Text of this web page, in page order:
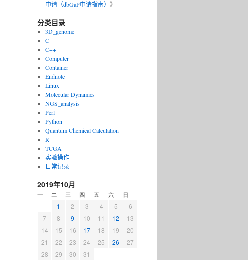
申请（dbGaP申请指南） 》
分类目录
3D_genome
C
C++
Computer
Container
Endnote
Linux
Molecular Dynamics
NGS_analysis
Perl
Python
Quantum Chemical Calculation
R
TCGA
实验操作
日常记录
2019年10月
一 二 三 四 五 六 日
1 2 3 4 5
6
7
8 9 10 11 12
13
14
15 16 17 18 19
20
21
22 23 24 25 26
27
28
29 30 31